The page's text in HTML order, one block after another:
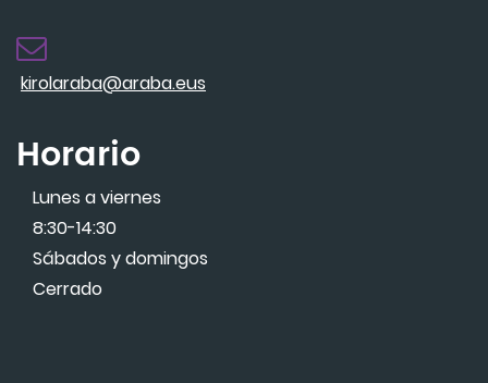
kirolaraba@araba.eus
Horario
Lunes a viernes
8:30-14:30
Sábados y domingos
Cerrado